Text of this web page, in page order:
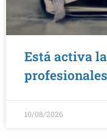
Está activa
profesionales
10/08/2026